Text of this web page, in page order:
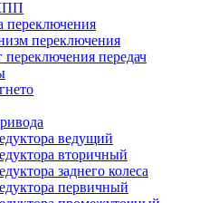
переключения
переключения
переключения передач
ведущий
вторичный
заднего колеса
первичный